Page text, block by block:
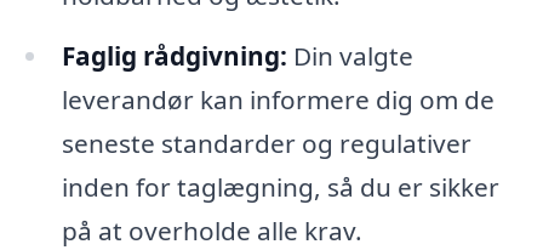
Faglig rådgivning: Din valgte
leverandør kan informere dig om de
seneste standarder og regulativer
inden for taglægning, så du er sikker
på at overholde alle krav.